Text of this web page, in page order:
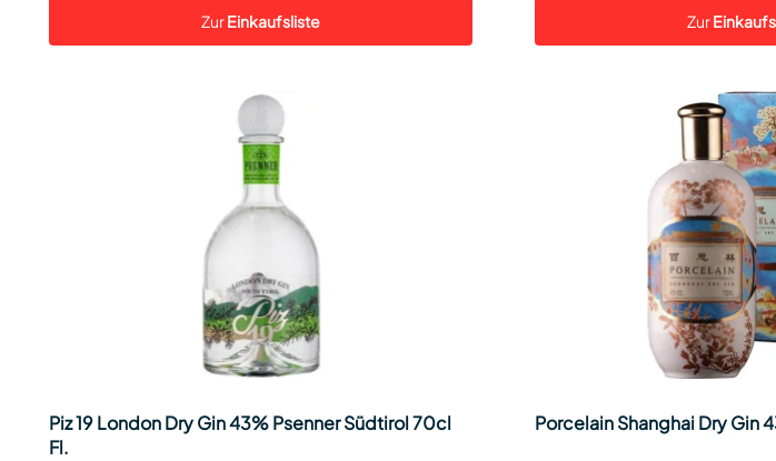
ZurEinkaufsliste Zur
Piz 19 London Dry Gin 43% Psenner Südtirol 70cl
Fl.
Porcelain Shanghai Dry Gin